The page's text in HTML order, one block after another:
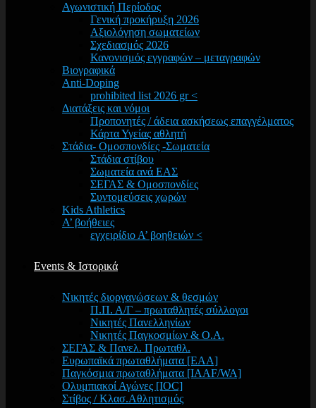
Αγωνιστική Περίοδος
Γενική προκήρυξη 2026
Αξιολόγηση σωματείων
Σχεδιασμός 2026
Κανονισμός εγγραφών – μεταγραφών
Βιογραφικά
Anti-Doping
prohibited list 2026 gr <
Διατάξεις και νόμοι
Προπονητές / άδεια ασκήσεως επαγγέλματος
Κάρτα Υγείας αθλητή
Στάδια- Ομοσπονδίες -Σωματεία
Στάδια στίβου
Σωματεία ανά ΕΑΣ
ΣΕΓΑΣ & Ομοσπονδίες
Συντομεύσεις χωρών
Kids Athletics
Α’ βοήθειες
εγχειρίδιο Α’ βοηθειών <
Events & Ιστορικά
Νικητές διοργανώσεων & θεσμών
Π.Π. Α/Γ – πρωταθλητές σύλλογοι
Νικητές Πανελληνίων
Νικητές Παγκοσμίων & Ο.Α.
ΣΕΓΑΣ & Πανελ. Πρωταθλ.
Ευρωπαϊκά πρωταθλήματα [EAA]
Παγκόσμια πρωταθλήματα [IAAF/WA]
Ολυμπιακοί Αγώνες [IOC]
Στίβος / Κλασ.Αθλητισμός